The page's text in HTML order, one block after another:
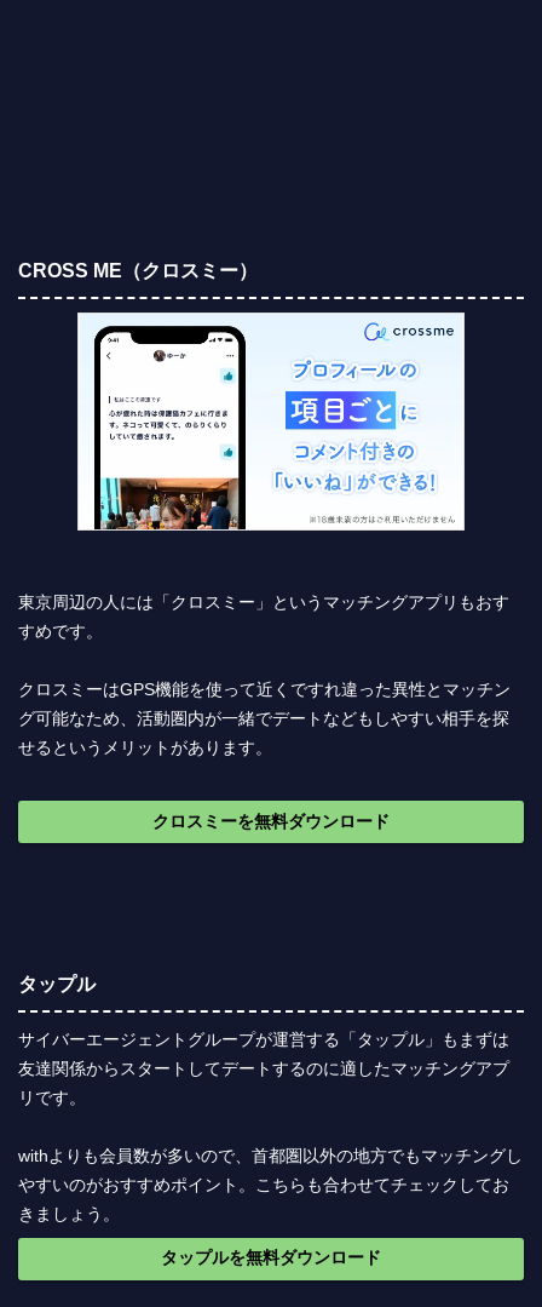
CROSS ME（クロスミー）
東京周辺の人には「クロスミー」というマッチングアプリもおす
すめです。
クロスミーはGPS機能を使って近くですれ違った異性とマッチン
グ可能なため、活動圏内が一緒でデートなどもしやすい相手を探
せるというメリットがあります。
クロスミーを無料ダウンロード
タップル
サイバーエージェントグループが運営する「タップル」もまずは
友達関係からスタートしてデートするのに適したマッチングアプ
リです。
withよりも会員数が多いので、首都圏以外の地方でもマッチングし
やすいのがおすすめポイント。こちらも合わせてチェックしてお
きましょう。
タップルを無料ダウンロード